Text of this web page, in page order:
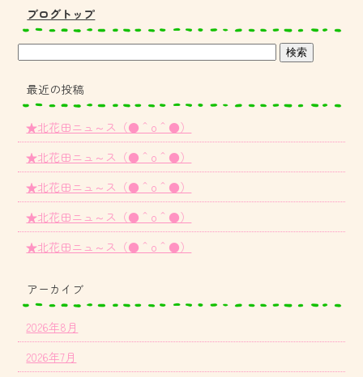
ブログトップ
最近の投稿
★北花田ニュ～ス（●＾o＾●）
★北花田ニュ～ス（●＾o＾●）
★北花田ニュ～ス（●＾o＾●）
★北花田ニュ～ス（●＾o＾●）
★北花田ニュ～ス（●＾o＾●）
アーカイブ
2026年8月
2026年7月